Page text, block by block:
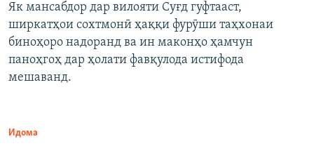
Як мансабдор дар вилояти Суғд гуфтааст,
ширкатҳои сохтмонӣ ҳаққи фурӯши таҳхонаи
биноҳоро надоранд ва ин маконҳо ҳамчун
паноҳгоҳ дар ҳолати фавқулода истифода
мешаванд.
Идома